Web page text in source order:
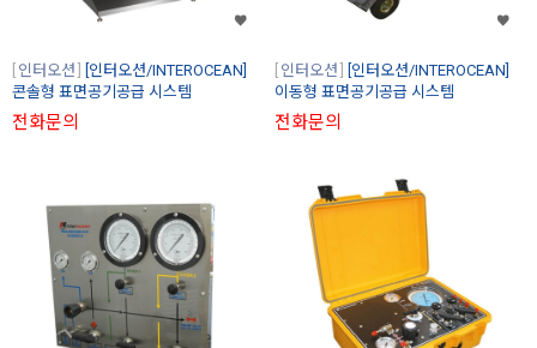
인터오션
[인터오션/INTEROCEAN]
콘솔형 표면공기공급 시스템
전화문의
인터오션
[인터오션/INTEROCEAN]
이동형 표면공기공급 시스템
전화문의